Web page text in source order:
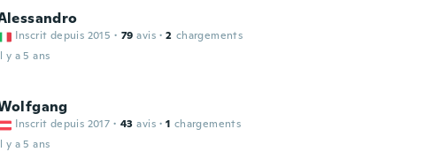
Inscrit depuis 2015 · 79 avis · 2 chargements
y a 5 ans
Inscrit depuis 2017 · 43 avis · 1 chargements
y a 5 ans